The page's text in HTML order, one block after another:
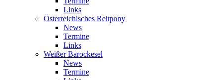
Links
Österreichisches Reitpony
News
Termine
Links
Weißer Barockesel
News
Termine